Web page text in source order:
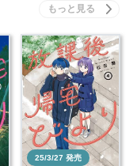
25/3/27 発売